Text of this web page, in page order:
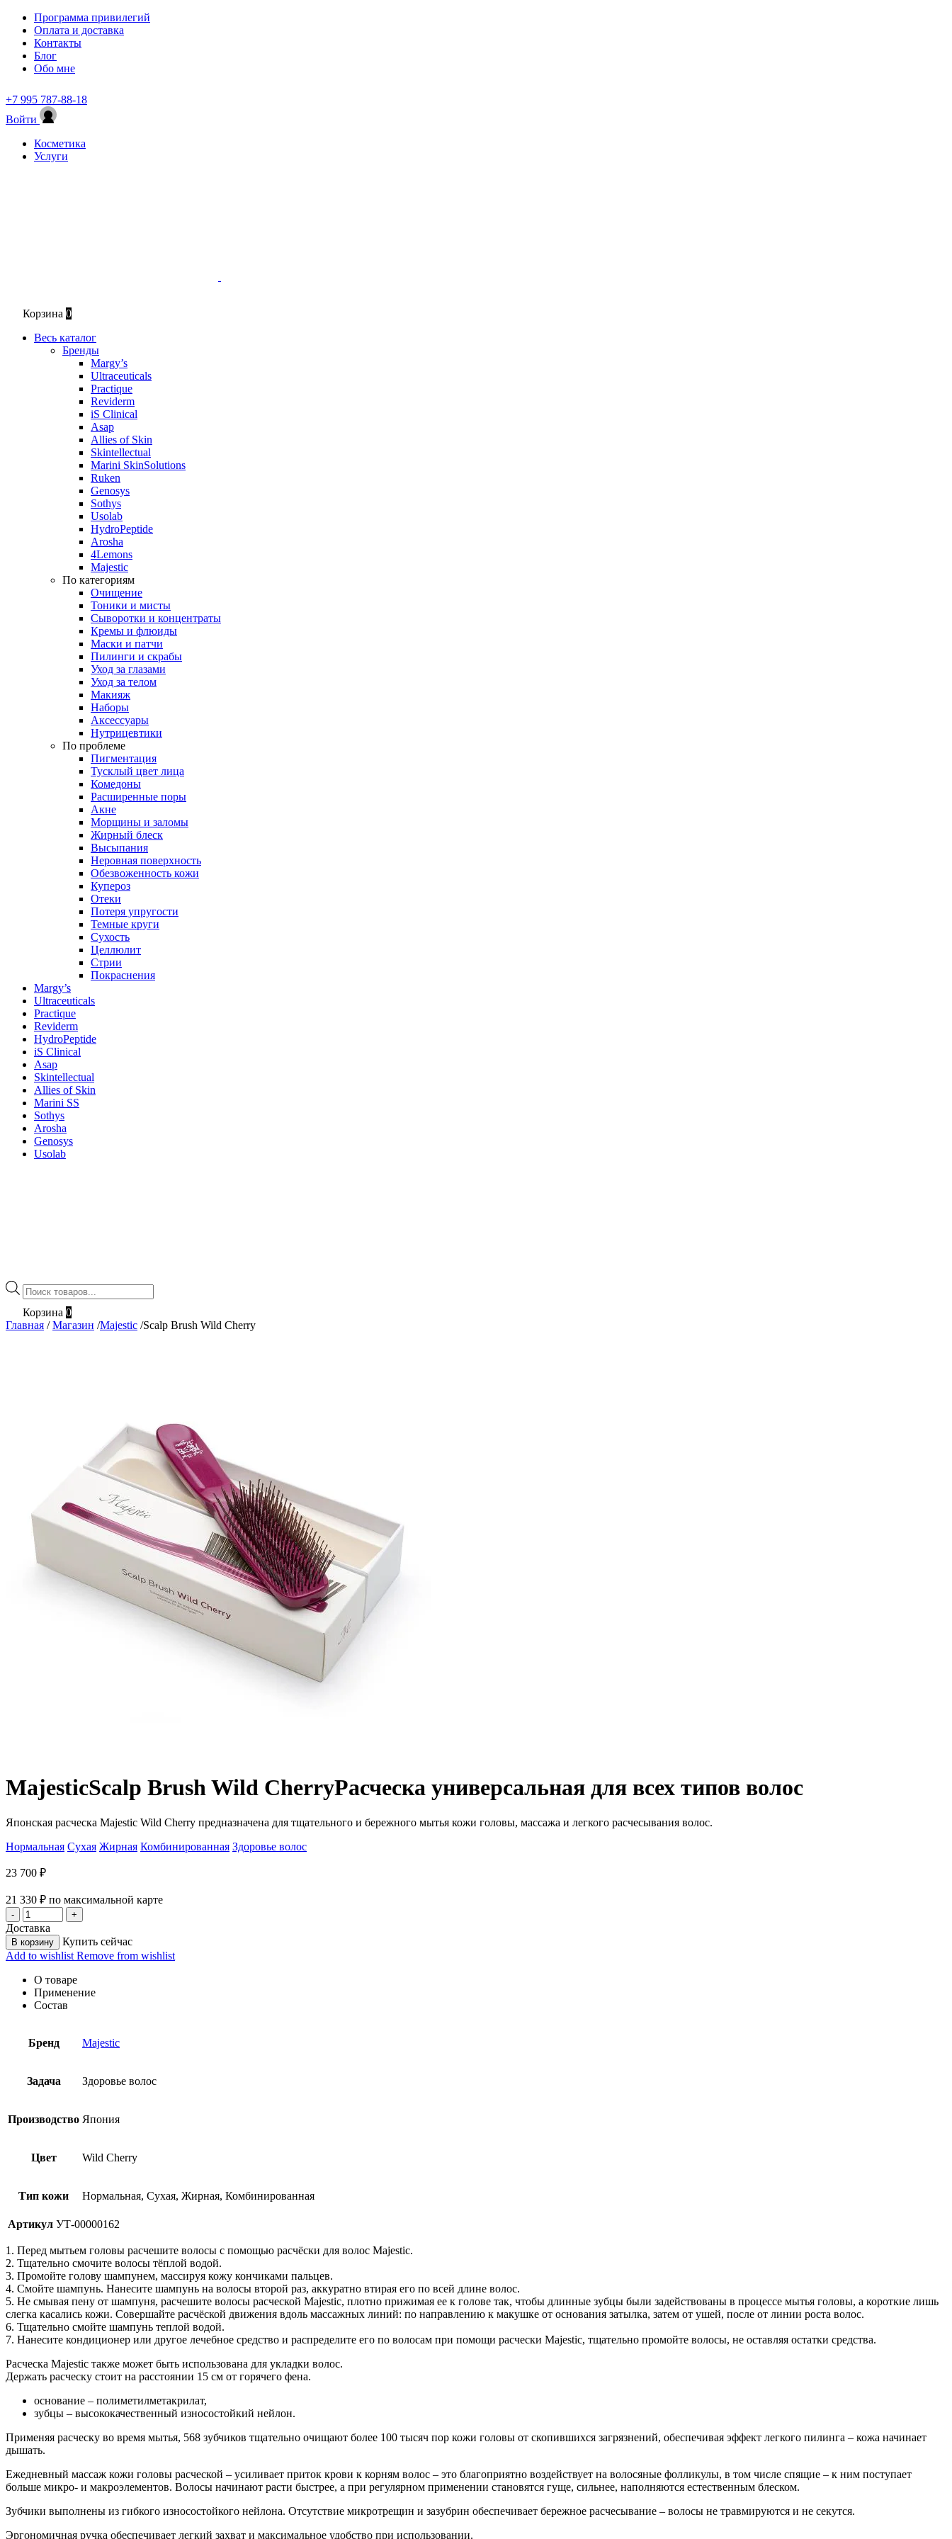
Программа привилегий
Оплата и доставка
Контакты
Блог
Обо мне
+7 995 787-88-18
Войти
Косметика
Услуги
Корзина 0
Весь каталог
Бренды
Margy’s
Ultraceuticals
Practique
Reviderm
iS Clinical
Asap
Allies of Skin
Skintellectual
Marini SkinSolutions
Ruken
Genosys
Sothys
Usolab
HydroPeptide
Arosha
4Lemons
Majestic
По категориям
Очищение
Тоники и мисты
Сыворотки и концентраты
Кремы и флюиды
Маски и патчи
Пилинги и скрабы
Уход за глазами
Уход за телом
Макияж
Наборы
Аксессуары
Нутрицевтики
По проблеме
Пигментация
Тусклый цвет лица
Комедоны
Расширенные поры
Акне
Морщины и заломы
Жирный блеск
Высыпания
Неровная поверхность
Обезвоженность кожи
Купероз
Отеки
Потеря упругости
Темные круги
Сухость
Целлюлит
Стрии
Покраснения
Margy’s
Ultraceuticals
Practique
Reviderm
HydroPeptide
iS Clinical
Asap
Skintellectual
Allies of Skin
Marini SS
Sothys
Arosha
Genosys
Usolab
Поиск
товаров
Корзина 0
Главная / Магазин /Majestic /Scalp Brush Wild Cherry
MajesticScalp Brush Wild CherryРасческа универсальная для всех типов волос
Японская расческа Majestic Wild Cherry предназначена для тщательного и бережного мытья кожи головы, массажа и легкого расчесывания волос.
Нормальная Сухая Жирная Комбинированная Здоровье волос
23 700 ₽
21 330 ₽ по максимальной карте
Доставка
В корзину
Купить сейчас
Add to wishlist Remove from wishlist
О товаре
Применение
Состав
Бренд Majestic
Задача Здоровье волос
Производство Япония
Цвет Wild Cherry
Тип кожи Нормальная, Сухая, Жирная, Комбинированная
Артикул УТ-00000162
1. Перед мытьем головы расчешите волосы с помощью расчёски для волос Majestic.
2. Тщательно смочите волосы тёплой водой.
3. Промойте голову шампунем, массируя кожу кончиками пальцев.
4. Смойте шампунь. Нанесите шампунь на волосы второй раз, аккуратно втирая его по всей длине волос.
5. Не смывая пену от шампуня, расчешите волосы расческой Majestic, плотно прижимая ее к голове так, чтобы длинные зубцы были задействованы в процессе мытья головы, а короткие лишь
слегка касались кожи. Совершайте расчёской движения вдоль массажных линий: по направлению к макушке от основания затылка, затем от ушей, после от линии роста волос.
6. Тщательно смойте шампунь теплой водой.
7. Нанесите кондиционер или другое лечебное средство и распределите его по волосам при помощи расчески Majestic, тщательно промойте волосы, не оставляя остатки средства.
Расческа Majestic также может быть использована для укладки волос.
Держать расческу стоит на расстоянии 15 см от горячего фена.
основание – полиметилметакрилат,
зубцы – высококачественный износостойкий нейлон.
Применяя расческу во время мытья, 568 зубчиков тщательно очищают более 100 тысяч пор кожи головы от скопившихся загрязнений, обеспечивая эффект легкого пилинга – кожа начинает
дышать.
Ежедневный массаж кожи головы расческой – усиливает приток крови к корням волос – это благоприятно воздействует на волосяные фолликулы, в том числе спящие – к ним поступает
больше микро- и макроэлементов. Волосы начинают расти быстрее, а при регулярном применении становятся гуще, сильнее, наполняются естественным блеском.
Зубчики выполнены из гибкого износостойкого нейлона. Отсутствие микротрещин и зазубрин обеспечивает бережное расчесывание – волосы не травмируются и не секутся.
Эргономичная ручка обеспечивает легкий захват и максимальное удобство при использовании.